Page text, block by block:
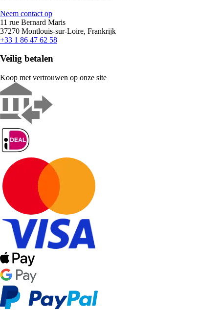
Neem contact op
11 rue Bernard Maris
37270 Montlouis-sur-Loire, Frankrijk
+33 1 86 47 62 58
Veilig betalen
Koop met vertrouwen op onze site